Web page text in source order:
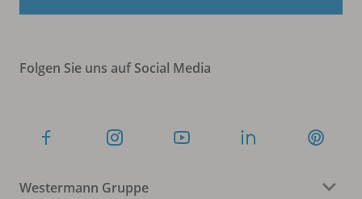
Folgen Sie uns auf Social Media
Westermann Gruppe